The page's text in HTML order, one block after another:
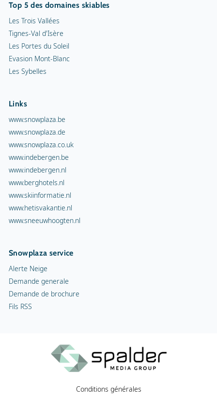
Top 5 des domaines skiables
Les Trois Vallées
Tignes-Val d'Isère
Les Portes du Soleil
Evasion Mont-Blanc
Les Sybelles
Links
www.snowplaza.be
www.snowplaza.de
www.snowplaza.co.uk
www.indebergen.be
www.indebergen.nl
www.berghotels.nl
www.skiinformatie.nl
www.hetisvakantie.nl
www.sneeuwhoogten.nl
Snowplaza service
Alerte Neige
Demande generale
Demande de brochure
Fils RSS
Conditions générales